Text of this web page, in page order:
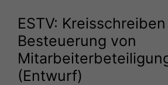
ESTV:
Besteuerung von
(Entwurf)